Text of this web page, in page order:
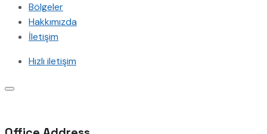
Bölgeler
Hakkımızda
İletişim
Hızlı iletişim